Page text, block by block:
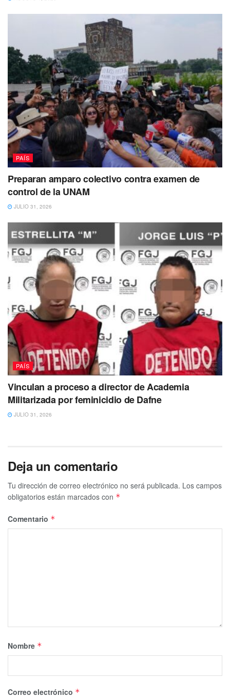
necesario investigar los hechos.
El Metro de la Ciudad de México se enfrenta a desafíos
significativos para abordar esta problemática y garantizar
la seguridad de los usuarios. Se requiere esfuerzos
continuos para prevenir y responder de manera efectiva a
estos actos.
PAÍS
Preparan amparo colectivo contra examen de
control de la UNAM
JULIO 31, 2026
PAÍS
Vinculan a proceso a director de Academia
Militarizada por feminicidio de Dafne
JULIO 31, 2026
Deja un comentario
Tu dirección de correo electrónico no será publicada. Los campos
obligatorios están marcados con *
Comentario *
Nombre *
Correo electrónico *